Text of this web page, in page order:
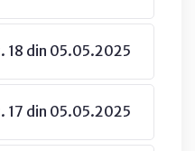
18 din 05.05.2025
17 din 05.05.2025